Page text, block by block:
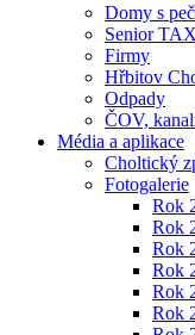
Domy s
Senior
Firmy
Hřbitov
Odpady
ČOV,
Média a aplikace
Choltický
Fotogalerie
Rok
Rok
Rok
Rok
Rok
Rok